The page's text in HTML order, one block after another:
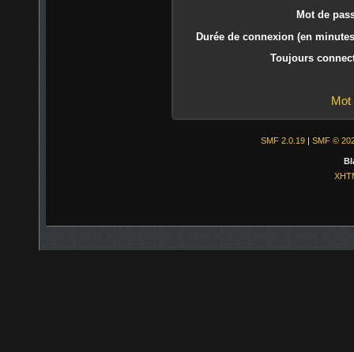
Mot de
Durée de connexion (en
Toujours
Mot
SMF 2.0.19| SMF ©